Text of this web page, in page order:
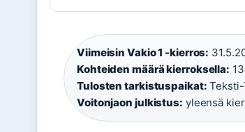
Viimeisin Vakio 1 -kierros:
Kohteiden määrä kierroksella:
Tulosten tarkistuspaikat: Teksti-
Voitonjaon julkistus: yleensä